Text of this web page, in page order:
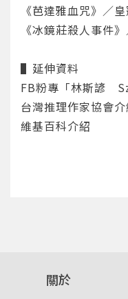
或
登
《芭達雅血咒》／皇
《冰鏡莊殺人事件
▌延伸資料
FB粉專「林斯諺
台灣推理作家協會介
維基百科介紹
關於